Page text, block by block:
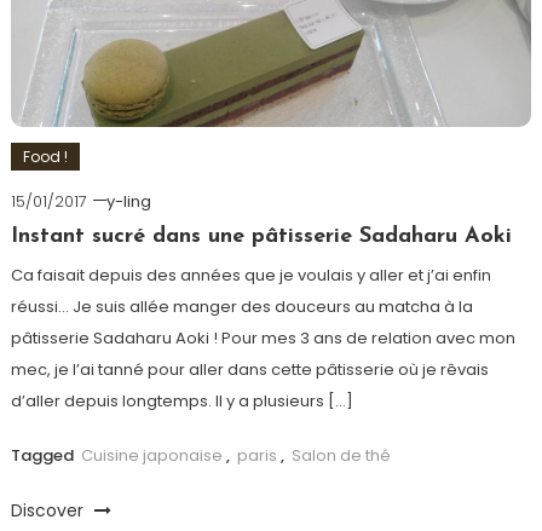
Food !
15/01/2017
y-ling
Instant sucré dans une pâtisserie Sadaharu Aoki
Ca faisait depuis des années que je voulais y aller et j’ai enfin
réussi… Je suis allée manger des douceurs au matcha à la
pâtisserie Sadaharu Aoki ! Pour mes 3 ans de relation avec mon
mec, je l’ai tanné pour aller dans cette pâtisserie où je rêvais
d’aller depuis longtemps. Il y a plusieurs […]
Tagged Cuisine japonaise , paris , Salon de thé
Discover